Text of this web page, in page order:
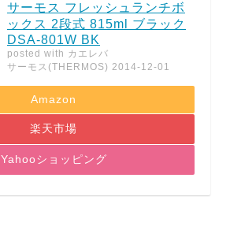
サーモス フレッシュランチボ
ックス 2段式 815ml ブラック
DSA-801W BK
posted with カエレバ
サーモス(THERMOS) 2014-12-01
Amazon
楽天市場
Yahooショッピング